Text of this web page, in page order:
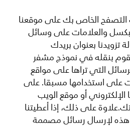
التصفح الخاص بك على موقعنا
والعلامات على وسائل
تزويدنا بعنوان بريدك
نقوم بنقله في نموذج مشفر
التي تراها على مواقع
على استخدامها مسبقا. على
أو موقع الويب
على ذلك، إذا أعطيتنا
هذه لإرسال رسائل مصممة